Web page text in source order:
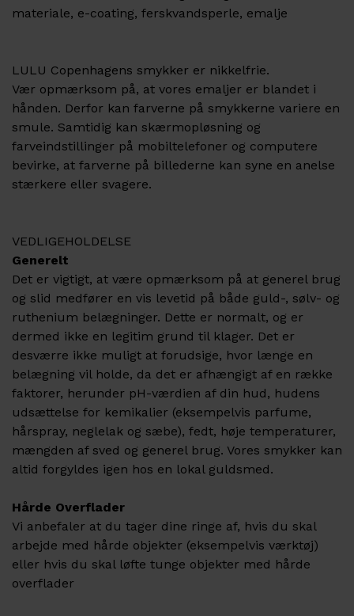
materiale, e-coating, ferskvandsperle, emalje
LULU Copenhagens smykker er nikkelfrie.
Vær opmærksom på, at vores emaljer er blandet i
hånden. Derfor kan farverne på smykkerne variere en
smule. Samtidig kan skærmopløsning og
farveindstillinger på mobiltelefoner og computere
bevirke, at farverne på billederne kan syne en anelse
stærkere eller svagere.
VEDLIGEHOLDELSE
Generelt
Det er vigtigt, at være opmærksom på at generel brug
og slid medfører en vis levetid på både guld-, sølv- og
ruthenium belægninger. Dette er normalt, og er
dermed ikke en legitim grund til klager. Det er
desværre ikke muligt at forudsige, hvor længe en
belægning vil holde, da det er afhængigt af en række
faktorer, herunder pH-værdien af din hud, hudens
udsættelse for kemikalier (eksempelvis parfume,
hårspray, neglelak og sæbe), fedt, høje temperaturer,
mængden af sved og generel brug. Vores smykker kan
altid forgyldes igen hos en lokal guldsmed.
Hårde Overflader
Vi anbefaler at du tager dine ringe af, hvis du skal
arbejde med hårde objekter (eksempelvis værktøj)
eller hvis du skal løfte tunge objekter med hårde
overflader